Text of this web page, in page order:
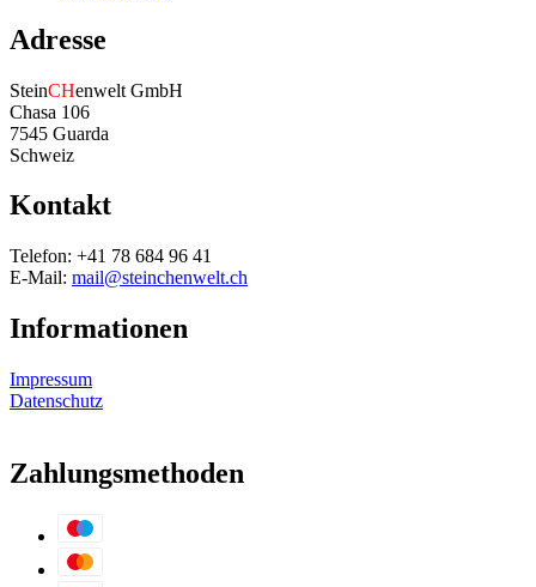
Adresse
SteinCHenwelt GmbH
Chasa 106
7545 Guarda
Schweiz
Kontakt
Telefon: +41 78 684 96 41
E-Mail: mail@steinchenwelt.ch
Informationen
Impressum
Datenschutz
Zahlungsmethoden